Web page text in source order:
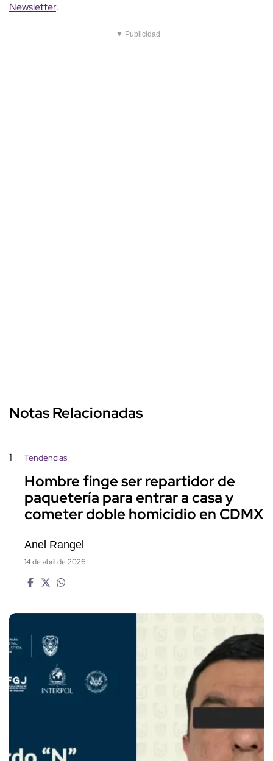
Newsletter.
▼ Publicidad
Notas Relacionadas
1 Tendencias
Hombre finge ser repartidor de
paquetería para entrar a casa y
cometer doble homicidio en CDMX
Anel Rangel
14 de abril de 2026